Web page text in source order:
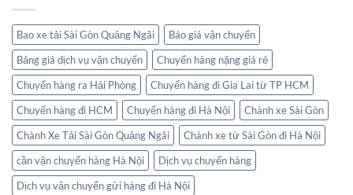
Bao xe tải Sài Gòn Quảng Ngãi
Báo giá vận chuyển
Bảng giá dịch vụ vận chuyển
Chuyển hàng nặng giá rẻ
Chuyển hàng ra Hải Phòng
Chuyển hàng đi Gia Lai từ TP HCM
Chuyển hàng đi HCM
Chuyển hàng đi Hà Nội
Chành xe Sài Gòn
Chành Xe Tải Sài Gòn Quảng Ngãi
Chành xe từ Sài Gòn đi Hà Nội
cần vận chuyển hàng Hà Nội
Dịch vụ chuyển hàng
Dịch vụ vận chuyển gửi hàng đi Hà Nội